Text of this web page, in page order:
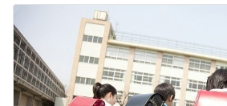
学童に行かない小6娘の過ごし方
Amebaトピックス 1日前
記事を読む